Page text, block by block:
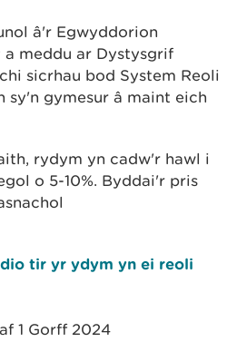
â'r Egwyddorion
a meddu ar Dystysgrif
sicrhau bod System Reoli
gymesur â maint eich
rydym yn cadw'r hawl i
o 5-10%. Byddai'r pris
tir yr ydym yn ei reoli
1 Gorff 2024